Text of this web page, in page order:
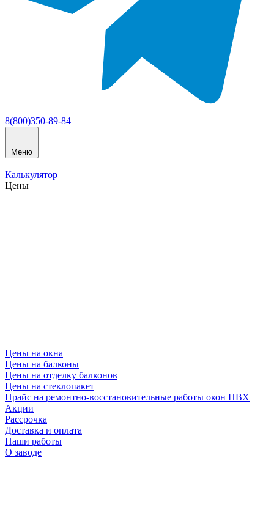
8(800)350-89-84
Меню
Калькулятор
Цены
Цены на окна
Цены на балконы
Цены на отделку балконов
Цены на стеклопакет
Прайс на ремонтно-восстановительные работы окон ПВХ
Акции
Рассрочка
Доставка и оплата
Наши работы
О заводе